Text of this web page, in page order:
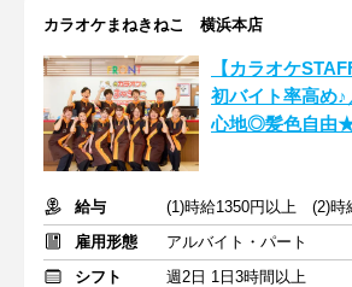
カラオケまねきねこ 横浜本店
【カラオケ
初バイト率高め
心地◎髪色自由
給与
雇用形態
アルバイト・パート
シフト
週2日 1日3時間以上